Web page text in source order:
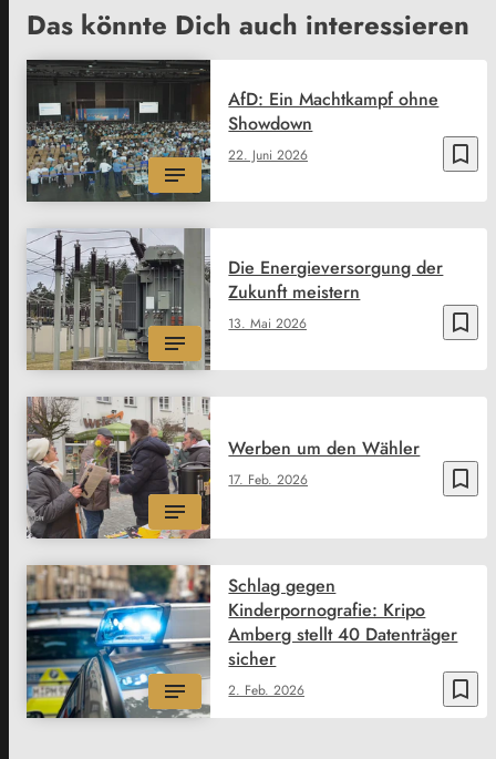
Das könnte Dich auch interessieren
bookmark_border
22. Juni 2026
AfD: Ein Machtkampf ohne
Showdown
bookmark_border
13. Mai 2026
Die Energieversorgung der
Zukunft meistern
bookmark_border
17. Feb. 2026
Werben um den Wähler
bookmark_border
2. Feb. 2026
Schlag gegen
Kinderpornografie: Kripo
Amberg stellt 40 Datenträger
sicher